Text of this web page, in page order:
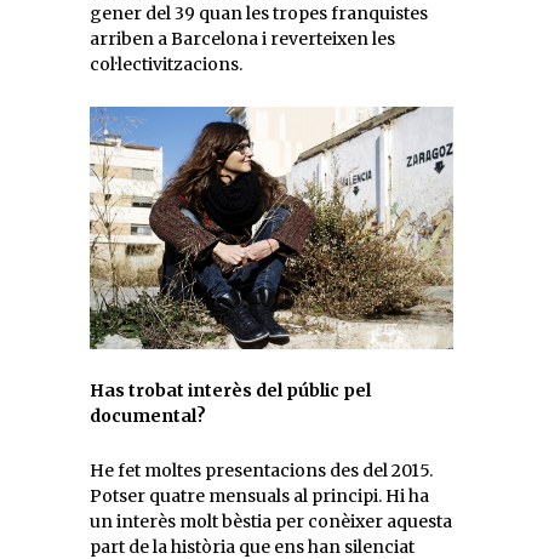
gener del 39 quan les tropes franquistes
arriben a Barcelona i reverteixen les
col·lectivitzacions.
Has trobat interès del públic pel
documental?
He fet moltes presentacions des del 2015.
Potser quatre mensuals al principi. Hi ha
un interès molt bèstia per conèixer aquesta
part de la història que ens han silenciat